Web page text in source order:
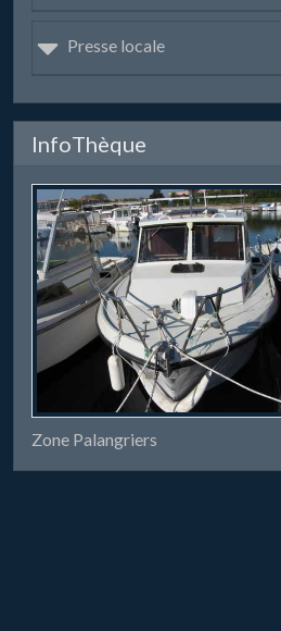
Presse locale
InfoThèque
Zone Palangriers